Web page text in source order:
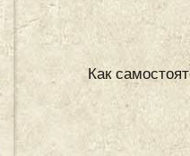
Как